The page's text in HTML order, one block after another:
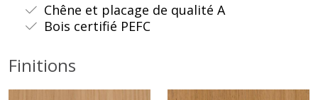
Chêne et placage de qualité A
Bois certifié PEFC
Finitions